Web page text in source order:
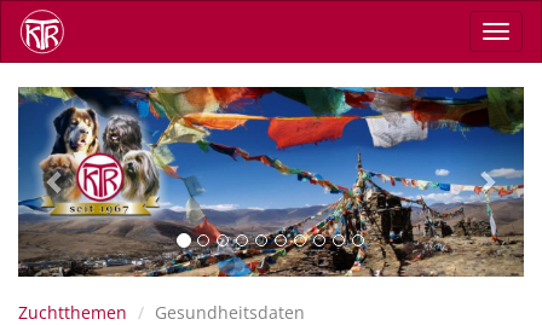
Direkt
zum
Inhalt
Previous Next
Zuchtthemen Gesundheitsdaten